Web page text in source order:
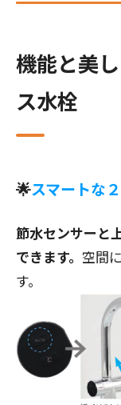
機能と美
ス水栓
🌟スマートな
節水センサーと
できます。 空間
す。